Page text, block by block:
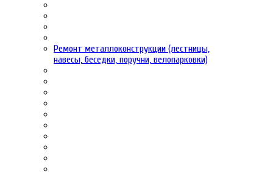
Ремонт металлоконструкции (лестницы,
навесы, беседки, поручни, велопарковки)